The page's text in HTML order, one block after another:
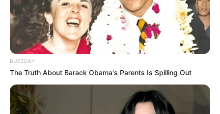
Langka Banget! 10 Pose Lucu
Katak yang Bikin Ketawa
Gemes
BUZZDAY
The Truth About Barack Obama's Parents Is Spilling Out